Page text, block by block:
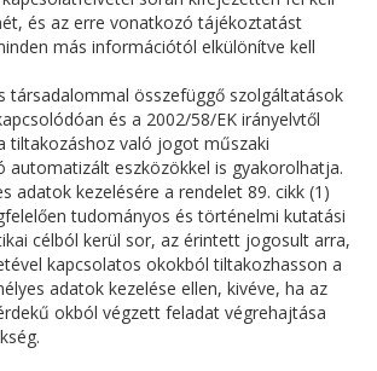
és az erre vonatkozó tájékoztatást
más információtól elkülönítve kell
összefüggő szolgáltatások
és a 2002/58/EK irányelvtől
tiltakozáshoz való jogot műszaki
automatizált eszközökkel is gyakorolhatja.
adatok kezelésére a rendelet 89. cikk (1)
tudományos és történelmi kutatási
célból kerül sor, az érintett jogosult arra,
kapcsolatos okokból tiltakozhasson a
adatok kezelése ellen, kivéve, ha az
okból végzett feladat végrehajtása